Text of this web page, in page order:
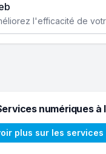
numériques à
plus sur les services